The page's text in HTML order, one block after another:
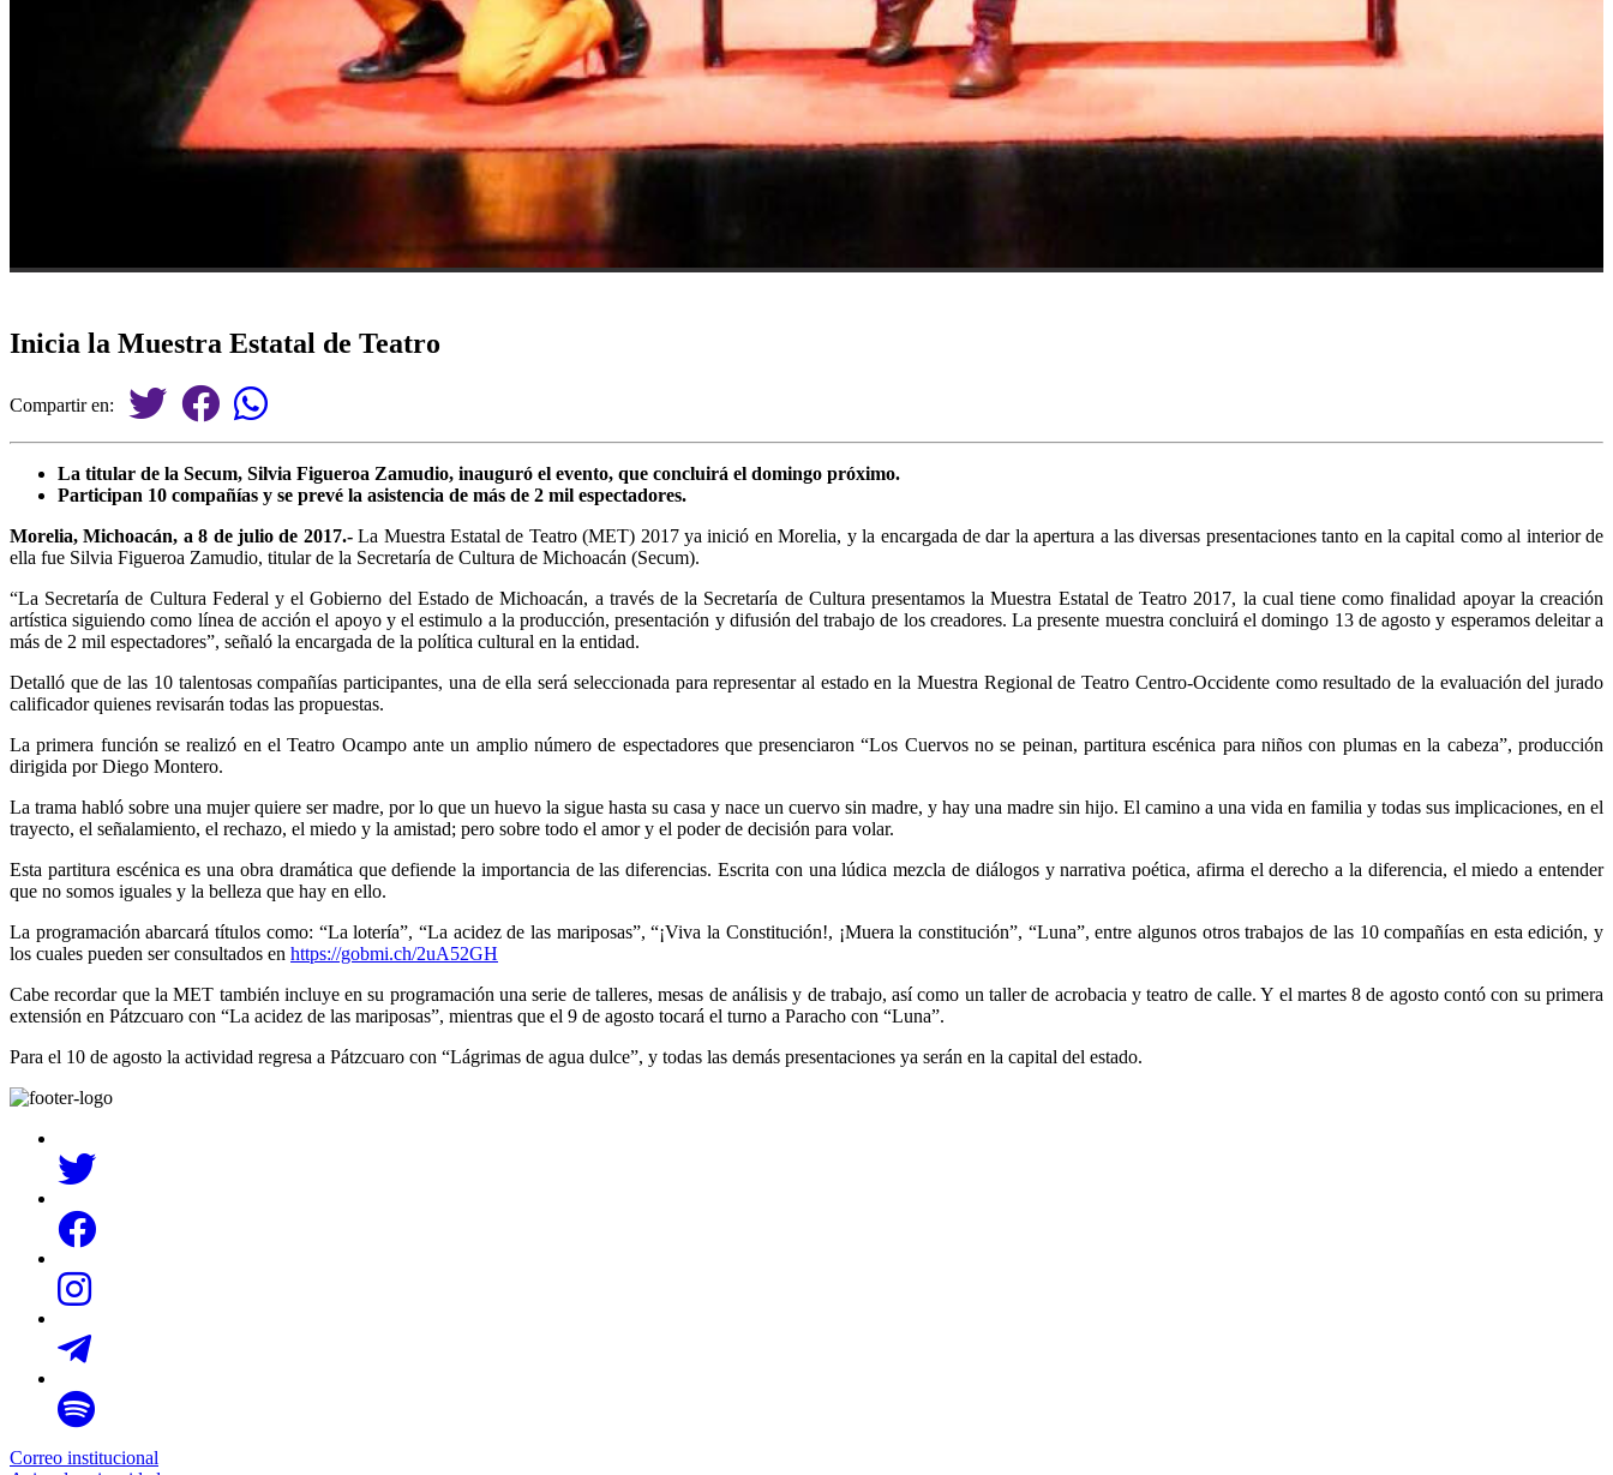
Inicia la Muestra Estatal de Teatro
Compartir en:
La titular de la Secum, Silvia Figueroa Zamudio, inauguró el evento, que concluirá el domingo próximo.
Participan 10 compañías y se prevé la asistencia de más de 2 mil espectadores.
Morelia, Michoacán, a 8 de julio de 2017.-La Muestra Estatal de Teatro (MET) 2017 ya inició en Morelia, y la encargada de dar la apertura a las diversas presentaciones tanto en la capital como al interior de
ella fue Silvia Figueroa Zamudio, titular de la Secretaría de Cultura de Michoacán (Secum).
“La Secretaría de Cultura Federal y el Gobierno del Estado de Michoacán, a través de la Secretaría de Cultura presentamos la Muestra Estatal de Teatro 2017, la cual tiene como finalidad apoyar la creación
artística siguiendo como línea de acción el apoyo y el estimulo a la producción, presentación y difusión del trabajo de los creadores. La presente muestra concluirá el domingo 13 de agosto y esperamos deleitar a
más de 2 mil espectadores”, señaló la encargada de la política cultural en la entidad.
Detalló que de las 10 talentosas compañías participantes, una de ella será seleccionada para representar al estado en la Muestra Regional de Teatro Centro-Occidente como resultado de la evaluación del jurado
calificador quienes revisarán todas las propuestas.
La primera función se realizó en el Teatro Ocampo ante un amplio número de espectadores que presenciaron “Los Cuervos no se peinan, partitura escénica para niños con plumas en la cabeza”, producción
dirigida por Diego Montero.
La trama habló sobre una mujer quiere ser madre, por lo que un huevo la sigue hasta su casa y nace un cuervo sin madre, y hay una madre sin hijo. El camino a una vida en familia y todas sus implicaciones, en el
trayecto, el señalamiento, el rechazo, el miedo y la amistad; pero sobre todo el amor y el poder de decisión para volar.
Esta partitura escénica es una obra dramática que defiende la importancia de las diferencias. Escrita con una lúdica mezcla de diálogos y narrativa poética, afirma el derecho a la diferencia, el miedo a entender
que no somos iguales y la belleza que hay en ello.
La programación abarcará títulos como: “La lotería”, “La acidez de las mariposas”, “¡Viva la Constitución!, ¡Muera la constitución”, “Luna”, entre algunos otros trabajos de las 10 compañías en esta edición, y
los cuales pueden ser consultados en https://gobmi.ch/2uA52GH
Cabe recordar que la MET también incluye en su programación una serie de talleres, mesas de análisis y de trabajo, así como un taller de acrobacia y teatro de calle. Y el martes 8 de agosto contó con su primera
extensión en Pátzcuaro con “La acidez de las mariposas”, mientras que el 9 de agosto tocará el turno a Paracho con “Luna”.
Para el 10 de agosto la actividad regresa a Pátzcuaro con “Lágrimas de agua dulce”, y todas las demás presentaciones ya serán en la capital del estado.
Correo institucional